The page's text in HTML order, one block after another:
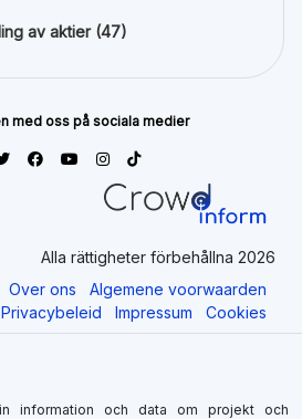
av aktier (47)
med oss på sociala medier
Alla rättigheter förbehållna 2026
Over ons
Algemene voorwaarden
Privacybeleid
Impressum Cookies
information och data om projekt och